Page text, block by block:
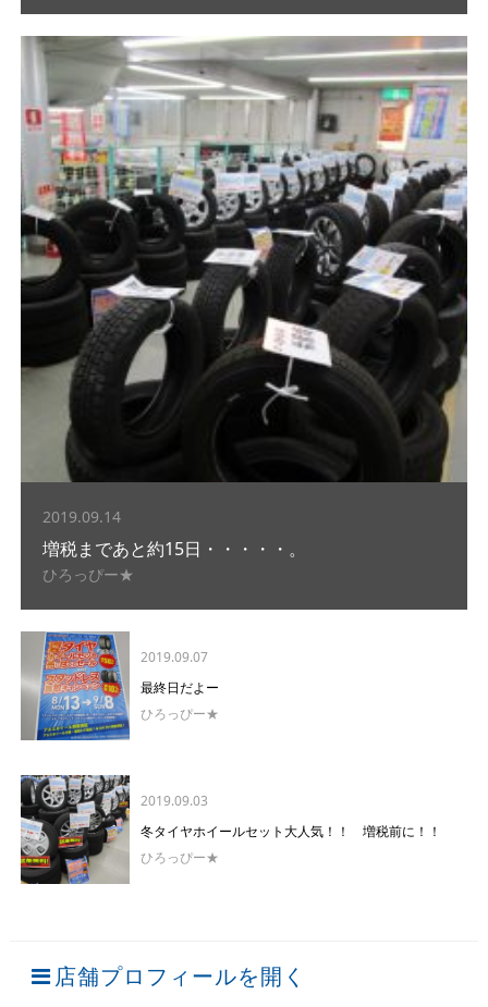
2019.09.14
増税まであと約15日・・・・・。
ひろっぴー★
2019.09.07
最終日だよー
ひろっぴー★
2019.09.03
冬タイヤホイールセット大人気！！ 増税前に！！
ひろっぴー★
店舗プロフィールを開く